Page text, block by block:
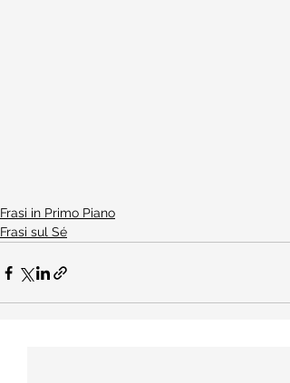
Frasi in Primo Piano
Frasi sul Sé